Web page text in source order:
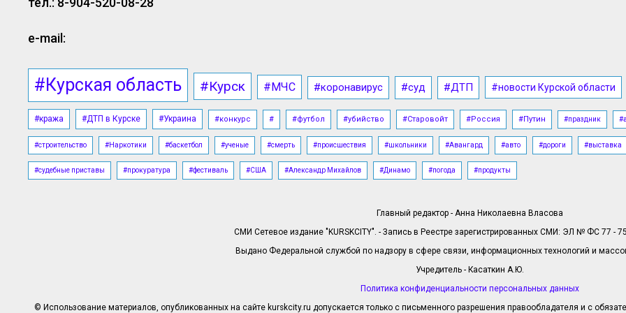
e-mail:
#Курская область #Курск #МЧС #коронавирус #суд #ДТП #новости Курской области
#кража #ДТП в Курске #Украина #конкурс # #футбол #убийство #Старовойт #Россия #Путин #праздник
#строительство #Наркотики #баскетбол #ученые #смерть #происшествия #школьники #Авангард #авто #дороги #выставка
#судебные приставы #прокуратура #фестиваль #США #Александр Михайлов #Динамо #погода #продукты
Главный редактор - Анна Николаевна Власова
СМИ Сетевое издание "KURSKCITY". - Запись в Реестре зарегистрированных СМИ: ЭЛ № ФС 77 -
Выдано Федеральной службой по надзору в сфере связи, информационных технологий и
Учредитель - Касаткин А.Ю.
Политика конфиденциальности персональных данных
© Использование материалов, опубликованных на сайте kurskcity.ru допускается только с письменного разрешения правообладателя и с